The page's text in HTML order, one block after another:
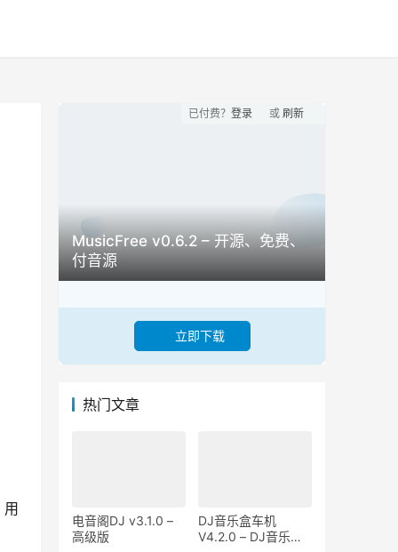
用
MusicFree v0.6.2 – 开源、免费、
付音源
立即下载
已付费？ 登录 或 刷新
热门文章
电音阁DJ v3.1.0 –
高级版
DJ音乐盒车机
V4.2.0 – DJ音乐一